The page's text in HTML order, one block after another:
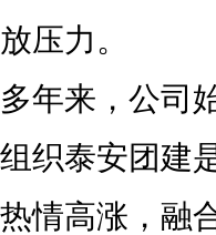
放压力。
多年来，公司
组织泰安团建
热情高涨，融